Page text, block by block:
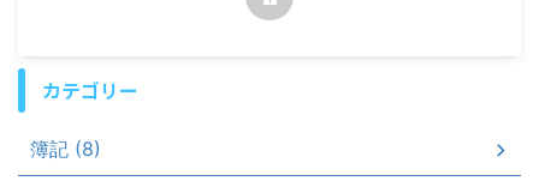
カテゴリー
簿記 (8)